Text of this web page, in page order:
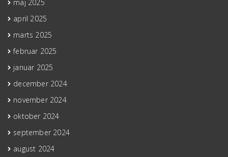
maj 2025
april 2025
marts 2025
februar 2025
januar 2025
december 2024
november 2024
oktober 2024
september 2024
august 2024